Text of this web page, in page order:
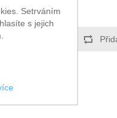
k oblíbeným
Setrváním
s jejich